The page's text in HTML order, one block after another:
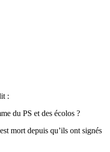
:
du PS et des écolos ?
mort depuis qu’ils ont signés